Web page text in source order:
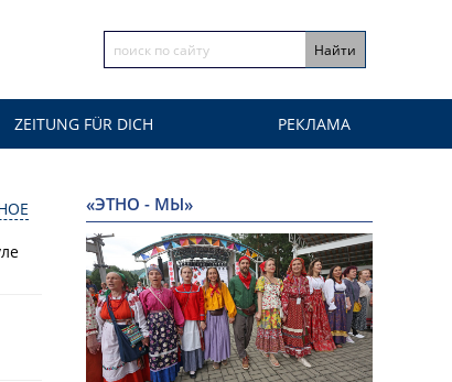
ZEITUNG FÜR DICH РЕКЛАМА
«ЭТНО - МЫ»